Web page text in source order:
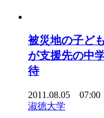
被災地の子ど
が支援先の中
待
2011.08.05 07:00
淑徳大学